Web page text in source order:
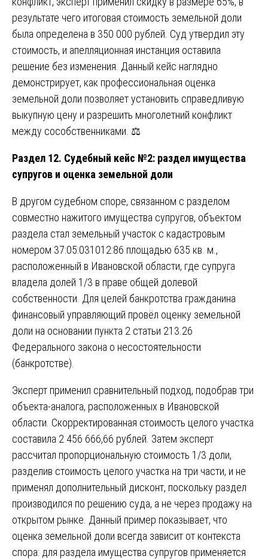
результате чего итоговая стоимость земельной доли
была определена в 350 000 рублей. Суд утвердил эту
стоимость, и апелляционная инстанция оставила
решение без изменения. Данный кейс наглядно
демонстрирует, как профессиональная оценка
земельной доли позволяет установить справедливую
выкупную цену и разрешить многолетний конфликт
между сособственниками. ⚖️
Раздел 12. Судебный кейс №2: раздел имущества
супругов и оценка земельной доли
В другом судебном споре, связанном с разделом
совместно нажитого имущества супругов, объектом
раздела стал земельный участок с кадастровым
номером 37:05:031012:86 площадью 635 кв. м.,
расположенный в Ивановской области, где супруга
владела долей 1/3 в праве общей долевой
собственности. Для целей банкротства гражданина
финансовый управляющий провёл оценку земельной
доли на основании пункта 2 статьи 213.26
Федерального закона о несостоятельности
(банкротстве).
Эксперт применил сравнительный подход, подобрав три
объекта-аналога, расположенных в Ивановской
области. Скорректированная стоимость целого участка
составила 2 456 666,66 рублей. Затем эксперт
рассчитал пропорциональную стоимость 1/3 доли,
разделив стоимость целого участка на три части, и не
применял дополнительный дисконт, поскольку раздел
производился по решению суда, а не через продажу на
открытом рынке. Данный пример показывает, что
оценка земельной доли всегда зависит от контекста
спора: для раздела имущества супругов применяется